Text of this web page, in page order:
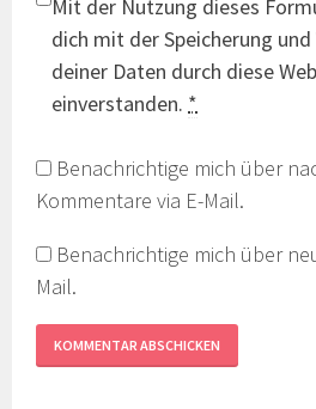
Mit der Nutzung dieses
dich mit der Speicherung
deiner Daten durch diese
einverstanden. *
Benachrichtige mich über
Kommentare via E-Mail.
Benachrichtige mich über
Mail.